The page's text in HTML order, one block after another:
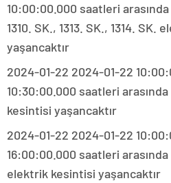
10:00:00.000 saatleri arasında
1310. SK., 1313. SK., 1314. SK.
yaşancaktır
2024-01-22 2024-01-22
10:30:00.000 saatleri
kesintisi yaşancaktır
2024-01-22 2024-01-22
16:00:00.000 saatleri arasında
elektrik kesintisi yaşancaktır